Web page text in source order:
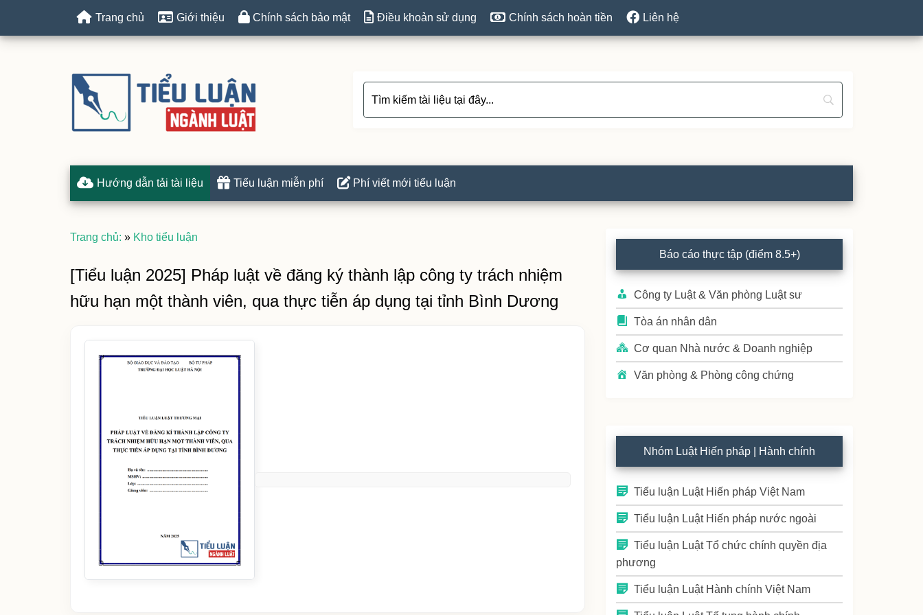
Trang chủ Giới thiệu Chính sách bảo mật Điều khoản sử dụng Chính sách hoàn tiền Liên hệ
Hướng dẫn tải tài liệu Tiểu luận miễn phí Phí viết mới tiểu luận
Trang chủ: » Kho tiểu luận
[Tiểu luận 2025] Pháp luật về đăng ký thành lập công ty trách nhiệm
hữu hạn một thành viên, qua thực tiễn áp dụng tại tỉnh Bình Dương
Primary
Sidebar
Báo cáo thực tập (điểm 8.5+)
Công ty Luật & Văn phòng Luật sư
Tòa án nhân dân
Cơ quan Nhà nước & Doanh nghiệp
Văn phòng & Phòng công chứng
Nhóm Luật Hiến pháp | Hành chính
Tiểu luận Luật Hiến pháp Việt Nam
Tiểu luận Luật Hiến pháp nước ngoài
Tiểu luận Luật Tổ chức chính quyền địa
phương
Tiểu luận Luật Hành chính Việt Nam